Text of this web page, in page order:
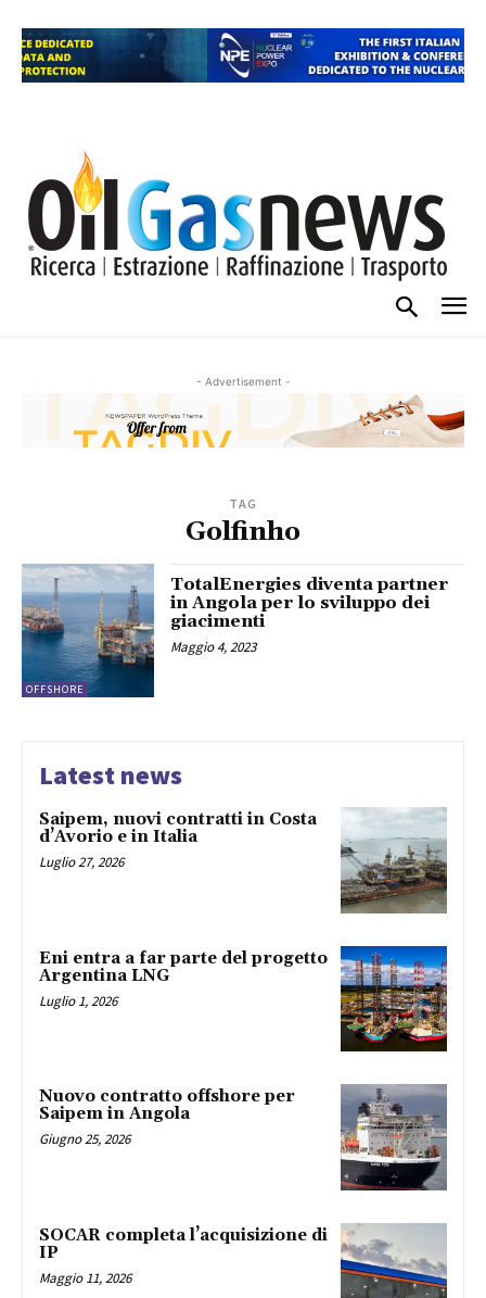
- Advertisement -
TAG
Golfinho
OFFSHORE
TotalEnergies diventa partner
in Angola per lo sviluppo dei
giacimenti
Maggio 4, 2023
Latest news
Saipem, nuovi contratti in Costa
d’Avorio e in Italia
Luglio 27, 2026
Eni entra a far parte del progetto
Argentina LNG
Luglio 1, 2026
Nuovo contratto offshore per
Saipem in Angola
Giugno 25, 2026
SOCAR completa l’acquisizione di
IP
Maggio 11, 2026